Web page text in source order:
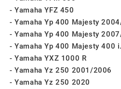
Yamaha YFZ 450
Yamaha Yp 400 Majesty
Yamaha Yp 400 Majesty
Yamaha Yp 400 Majesty 400
Yamaha YXZ 1000 R
Yamaha Yz 250 2001/2006
Yamaha Yz 250 2020